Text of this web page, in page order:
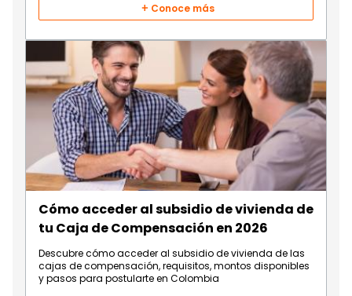
Conoce más
Cómo acceder al subsidio de vivienda de
tu Caja de Compensación en 2026
Descubre cómo acceder al subsidio de vivienda de las
cajas de compensación, requisitos, montos disponibles
y pasos para postularte en Colombia